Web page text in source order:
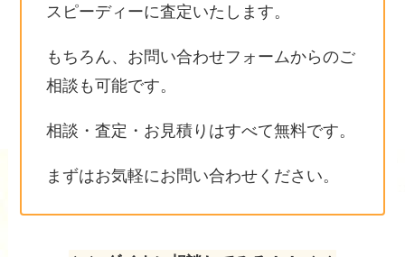
スピーディーに査定いたします。
もちろん、お問い合わせフォームからのご
相談も可能です。
相談・査定・お見積りはすべて無料です。
まずはお気軽にお問い合わせください。